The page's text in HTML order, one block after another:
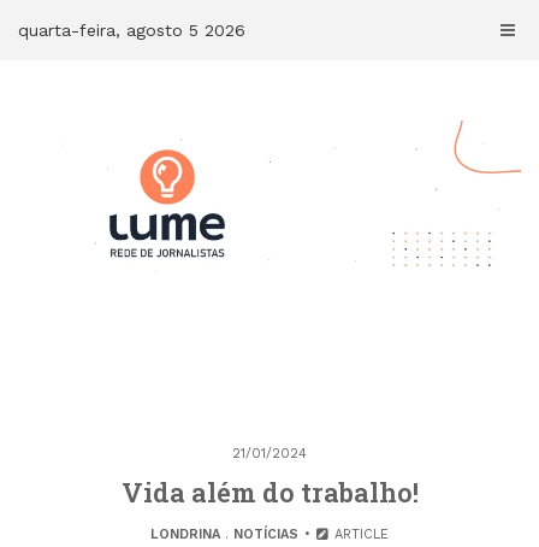
quarta-feira, agosto 5 2026
21/01/2024
Vida além do trabalho!
LONDRINA. NOTÍCIAS ARTICLE